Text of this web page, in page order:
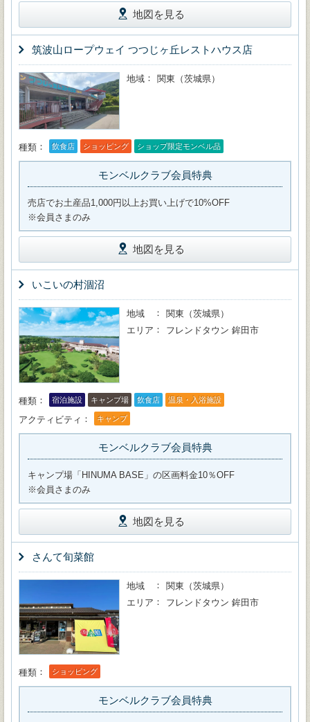
地図を見る
筑波山ロープウェイ つつじヶ丘レストハウス店
地域 関東（茨城県）
種類 飲食店 ショッピング ショップ限定モンベル品
モンベルクラブ会員特典
売店でお土産品1,000円以上お買い上げで10%OFF
※会員さまのみ
地図を見る
いこいの村涸沼
地域
関東（茨城県）
エリア
フレンドタウン 鉾田市
種類 宿泊施設 キャンプ場 飲食店 温泉・入浴施設
アクティビティ キャンプ
モンベルクラブ会員特典
キャンプ場「HINUMA BASE」の区画料金10％OFF
※会員さまのみ
地図を見る
さんて旬菜館
地域
関東（茨城県）
エリア
フレンドタウン 鉾田市
種類 ショッピング
モンベルクラブ会員特典